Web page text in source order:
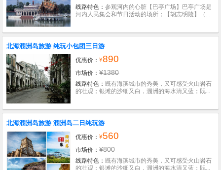
线路特色：参观河内的心脏【巴亭广场】巴亭广场是
河内人民集会和节日活动的场所；【胡志明陵】（...
北海涠洲岛旅游 纯玩小包团三日游
优惠价：¥890
市场价：¥1380
线路特色： 既有海滨城市的秀美，又可感受火山岩石
的壮观；银滩的沙细又白，涠洲的海水清又蓝；既...
北海涠洲岛旅游 涠洲岛二日纯玩游
优惠价：¥560
市场价：¥800
线路特色： 既有海滨城市的秀美，又可感受火山岩石
的壮观；银滩的沙细又白，涠洲的海水清又蓝；既...